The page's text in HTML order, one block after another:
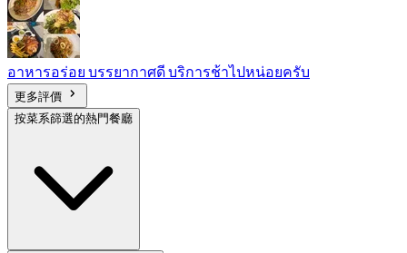
อาหารอร่อย บรรยากาศดี บริการช้าไปหน่อยครับ
更多評價
按菜系篩選的熱門餐廳